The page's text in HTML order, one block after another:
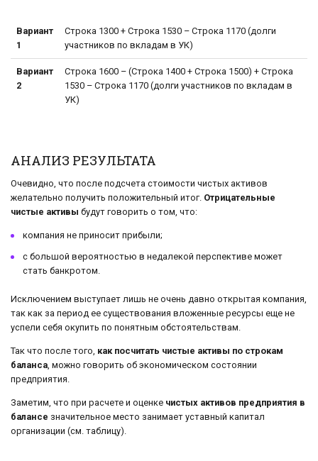
Вариант
1
Строка 1300 + Строка 1530 – Строка 1170 (долги
участников по вкладам в УК)
Вариант
2
Строка 1600 – (Строка 1400 + Строка 1500) + Строка
1530 – Строка 1170 (долги участников по вкладам в
УК)
АНАЛИЗ РЕЗУЛЬТАТА
Очевидно, что после подсчета стоимости чистых активов
желательно получить положительный итог. Отрицательные
чистые активы будут говорить о том, что:
компания не приносит прибыли;
с большой вероятностью в недалекой перспективе может
стать банкротом.
Исключением выступает лишь не очень давно открытая компания,
так как за период ее существования вложенные ресурсы еще не
успели себя окупить по понятным обстоятельствам.
Так что после того, как посчитать чистые активы по строкам
баланса, можно говорить об экономическом состоянии
предприятия.
Заметим, что при расчете и оценке чистых активов предприятия в
балансе значительное место занимает уставный капитал
организации (см. таблицу).